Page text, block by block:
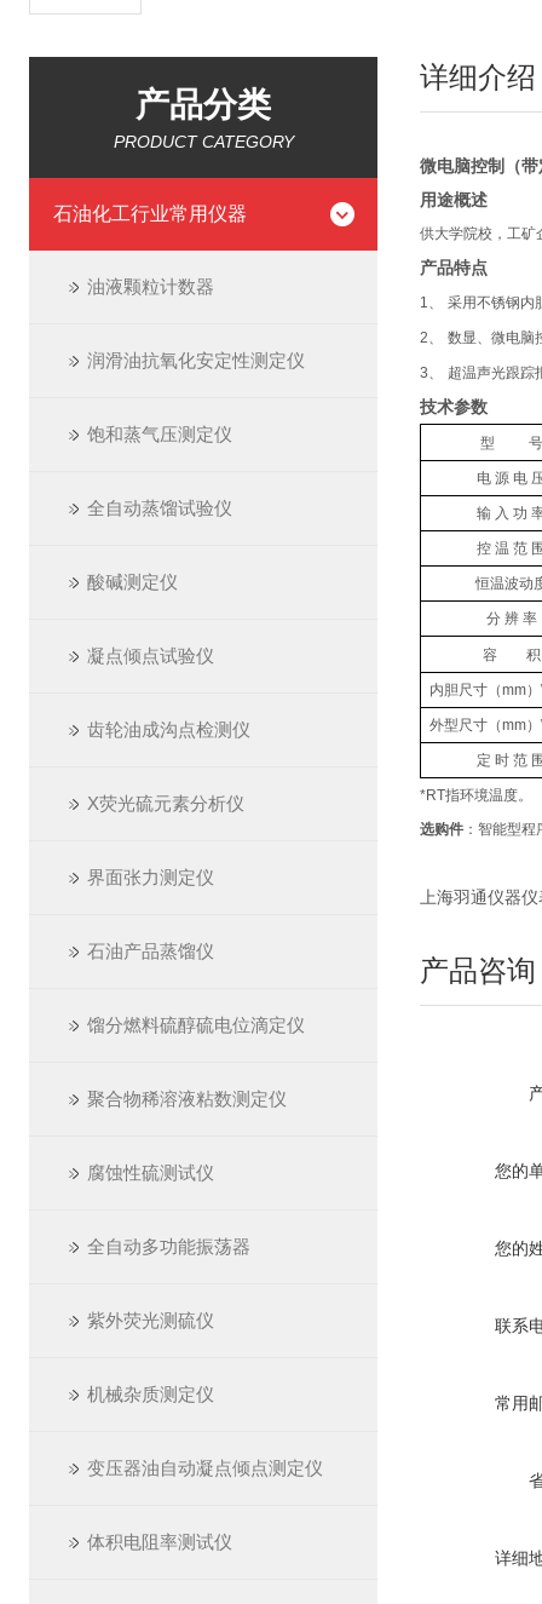
产品分类
PRODUCT CATEGORY
石油化工行业常用仪器
油液颗粒计数器
润滑油抗氧化安定性测定仪
饱和蒸气压测定仪
全自动蒸馏试验仪
酸碱测定仪
凝点倾点试验仪
齿轮油成沟点检测仪
X荧光硫元素分析仪
界面张力测定仪
石油产品蒸馏仪
馏分燃料硫醇硫电位滴定仪
聚合物稀溶液粘数测定仪
腐蚀性硫测试仪
全自动多功能振荡器
紫外荧光测硫仪
机械杂质测定仪
变压器油自动凝点倾点测定仪
体积电阻率测试仪
详细介绍
微电脑控制（带
用途概述
供大学院校，工矿
产品特点
1、 采用不锈钢内
2、 数显、微电脑
3、 超温声光跟踪
技术参数
型 号
电 源 电
输 入 功
控 温 范
恒温波动
分 辨 率
容 积
内胆尺寸（mm
外型尺寸（mm
定 时 范
*RT指环境温度。
选购件：智能型程
上海羽通仪器
产品咨询
您的
您的
联系
常用
详细